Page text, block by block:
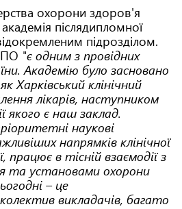
охорони здоров'я
післядипломної
підрозділом.
"є одним з провідних
Академію було засновано
Харківський клінічний
лікарів, наступником
якого є наш заклад.
наукові
напрямків клінічної
працює в тісній взаємодії з
та установами охорони
– це
викладачів, багато